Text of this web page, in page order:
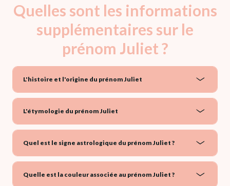
Quelles sont les informations
supplémentaires sur le
prénom Juliet ?
L'histoire et l'origine du prénom Juliet
L'étymologie du prénom Juliet
Quel est le signe astrologique du prénom Juliet ?
Quelle est la couleur associée au prénom Juliet ?